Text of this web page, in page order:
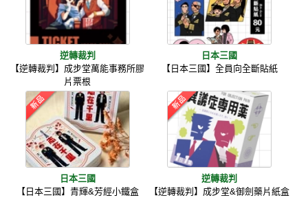
逆轉裁判
【逆轉裁判】成步堂萬能事務所膠
片票根
日本三國
【日本三國】全員向全斷貼紙
日本三國
【日本三國】青輝&芳經小鐵盒
逆轉裁判
【逆轉裁判】成步堂&御劍藥片紙盒